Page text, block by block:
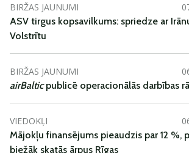
BIRŽAS JAUNUMI
ASV tirgus kopsavilkums: spriedze ar
Volstrītu
BIRŽAS JAUNUMI
airBalticpublicē operacionālās darbības
VIEDOKĻI
Mājokļu finansējums pieaudzis par 12 %,
biežāk skatās ārpus Rīgas